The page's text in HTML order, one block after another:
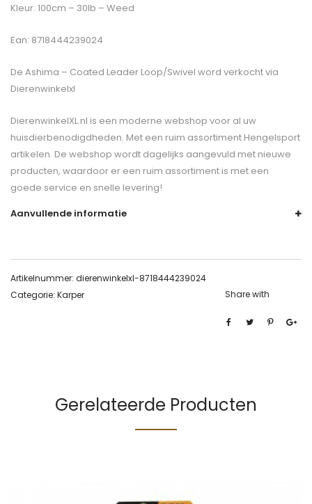
Kleur: 100cm – 30lb – Weed
Ean: 8718444239024
De Ashima – Coated Leader Loop/Swivel word verkocht via
Dierenwinkelxl
DierenwinkelXL.nl is een moderne webshop voor al uw
huisdierbenodigdheden. Met een ruim assortiment Hengelsport
artikelen. De webshop wordt dagelijks aangevuld met nieuwe
producten, waardoor er een ruim assortiment is met een
goede service en snelle levering!
Aanvullende informatie
Artikelnummer: dierenwinkelxl-8718444239024
Categorie: Karper Share with
Gerelateerde Producten